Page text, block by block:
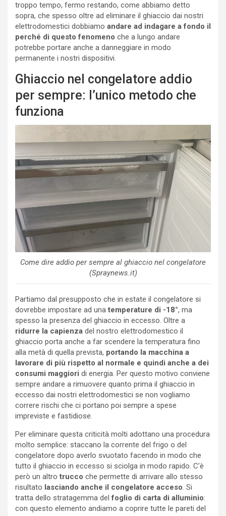
troppo tempo, fermo restando, come abbiamo detto
sopra, che spesso oltre ad eliminare il ghiaccio dai nostri
elettrodomestici dobbiamo andare ad indagare a fondo il
perché di questo fenomeno che a lungo andare
potrebbe portare anche a danneggiare in modo
permanente i nostri dispositivi.
Ghiaccio nel congelatore addio
per sempre: l’unico metodo che
funziona
Come dire addio per sempre al ghiaccio nel congelatore
(Spraynews.it)
Partiamo dal presupposto che in estate il congelatore si
dovrebbe impostare ad unatemperature di -18°, ma
spesso la presenza del ghiaccio in eccesso. Oltre a
ridurre la capienza del nostro elettrodomestico il
ghiaccio porta anche a far scendere la temperatura fino
alla metà di quella prevista, portando la macchina a
lavorare di più rispetto al normale e quindi anche a dei
consumi maggiori di energia. Per questo motivo conviene
sempre andare a rimuovere quanto prima il ghiaccio in
eccesso dai nostri elettrodomestici se non vogliamo
correre rischi che ci portano poi sempre a spese
impreviste e fastidiose.
Per eliminare questa criticità molti adottano una procedura
molto semplice: staccano la corrente del frigo o del
congelatore dopo averlo svuotato facendo in modo che
tutto il ghiaccio in eccesso si sciolga in modo rapido. C’è
però un altrotrucco che permette di arrivare allo stesso
risultato lasciando anche il congelatore acceso. Si
tratta dello stratagemma delfoglio di carta di alluminio:
con questo elemento andiamo a coprire tutte le pareti del